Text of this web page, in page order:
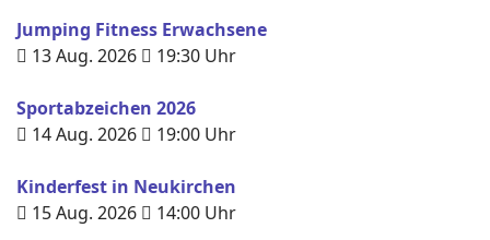
Jumping Fitness Erwachsene
13 Aug. 2026
19:30 Uhr
Sportabzeichen 2026
14 Aug. 2026
19:00 Uhr
Kinderfest in Neukirchen
15 Aug. 2026
14:00 Uhr